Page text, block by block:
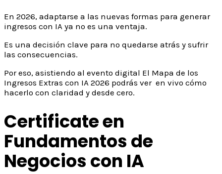
En 2026, adaptarse a las nuevas formas para generar
ingresos con IA ya no es una ventaja.
Es una decisión clave para no quedarse atrás y sufrir
las consecuencias.
Por eso, asistiendo al evento digital El Mapa de los
Ingresos Extras con IA 2026 podrás ver en vivo cómo
hacerlo con claridad y desde cero.
Certificate en
Fundamentos de
Negocios con IA